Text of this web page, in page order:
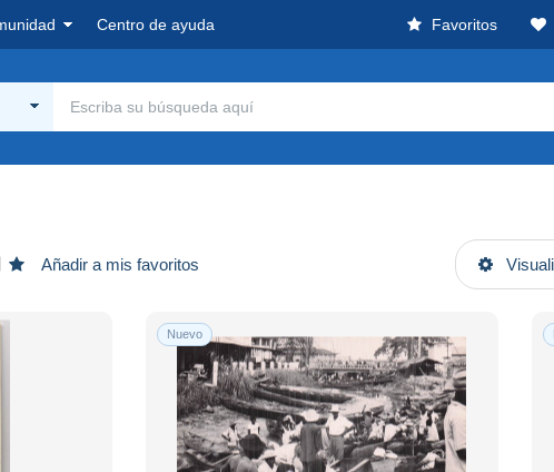
Centro de ayuda Favoritos
Añadir a mis favoritos
Nuevo